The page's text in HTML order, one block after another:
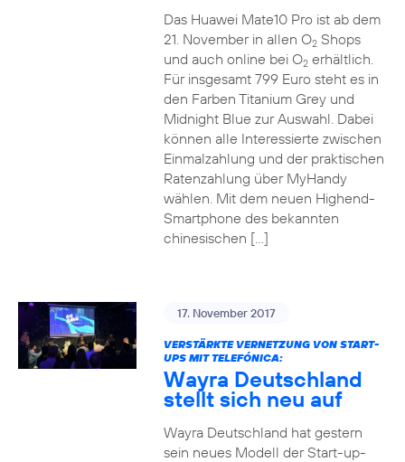
Das Huawei Mate10 Pro ist ab dem
21. November in allen O2Shops
und auch online bei O2erhältlich.
Für insgesamt 799 Euro steht es in
den Farben Titanium Grey und
Midnight Blue zur Auswahl. Dabei
können alle Interessierte zwischen
Einmalzahlung und der praktischen
Ratenzahlung über MyHandy
wählen. Mit dem neuen Highend-
Smartphone des bekannten
chinesischen […]
17. November 2017
VERSTÄRKTE VERNETZUNG VON START-
UPS MIT TELEFÓNICA:
Wayra Deutschland
stellt sich neu auf
Wayra Deutschland hat gestern
sein neues Modell der Start-up-